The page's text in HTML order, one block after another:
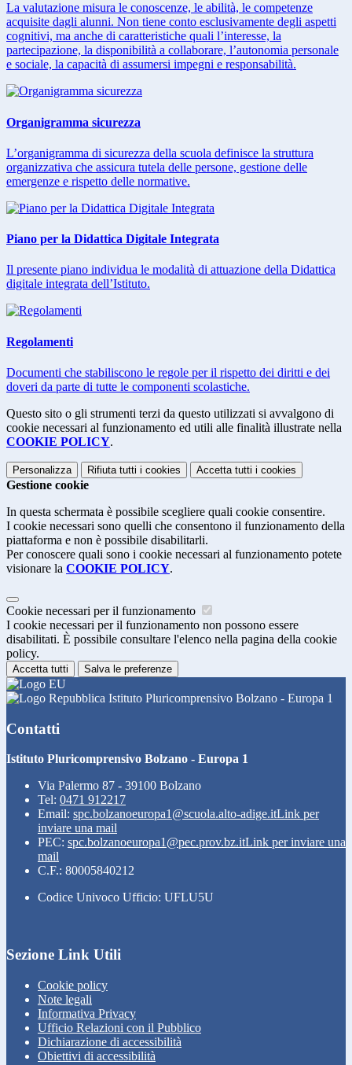
La valutazione misura le conoscenze, le abilità, le competenze
acquisite dagli alunni. Non tiene conto esclusivamente degli aspetti
cognitivi, ma anche di caratteristiche quali l’interesse, la
partecipazione, la disponibilità a collaborare, l’autonomia personale
e sociale, la capacità di assumersi impegni e responsabilità.
Organigramma sicurezza
L’organigramma di sicurezza della scuola definisce la struttura
organizzativa che assicura tutela delle persone, gestione delle
emergenze e rispetto delle normative.
Piano per la Didattica Digitale Integrata
Il presente piano individua le modalità di attuazione della Didattica
digitale integrata dell’Istituto.
Regolamenti
Documenti che stabiliscono le regole per il rispetto dei diritti e dei
doveri da parte di tutte le componenti scolastiche.
Questo sito o gli strumenti terzi da questo utilizzati si avvalgono di
cookie necessari al funzionamento ed utili alle finalità illustrate nella
COOKIE POLICY.
Personalizza Rifiuta tutti i cookies Accetta tutti i cookies
Gestione cookie
In questa schermata è possibile scegliere quali cookie consentire.
I cookie necessari sono quelli che consentono il funzionamento della
piattaforma e non è possibile disabilitarli.
Per conoscere quali sono i cookie necessari al funzionamento potete
visionare la COOKIE POLICY.
Cookie necessari per il funzionamento
I cookie necessari per il funzionamento non possono essere
disabilitati. È possibile consultare l'elenco nella pagina della cookie
policy.
Accetta tutti Salva le preferenze
Istituto Pluricomprensivo Bolzano - Europa 1
Contatti
Istituto Pluricomprensivo Bolzano - Europa 1
Via Palermo 87 - 39100 Bolzano
Tel: 0471 912217
Email: spc.bolzanoeuropa1@scuola.alto-adige.itLink per
inviare una mail
PEC: spc.bolzanoeuropa1@pec.prov.bz.itLink per inviare una
mail
C.F.: 80005840212
Codice Univoco Ufficio: UFLU5U
Sezione Link Utili
Cookie policy
Note legali
Informativa Privacy
Ufficio Relazioni con il Pubblico
Dichiarazione di accessibilità
Obiettivi di accessibilità